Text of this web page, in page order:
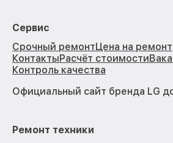
Сервис
Срочный ремонтЦена на ремонт
КонтактыРасчёт стоимости
Контроль качества
Официальный сайт бренда LG
Ремонт техники